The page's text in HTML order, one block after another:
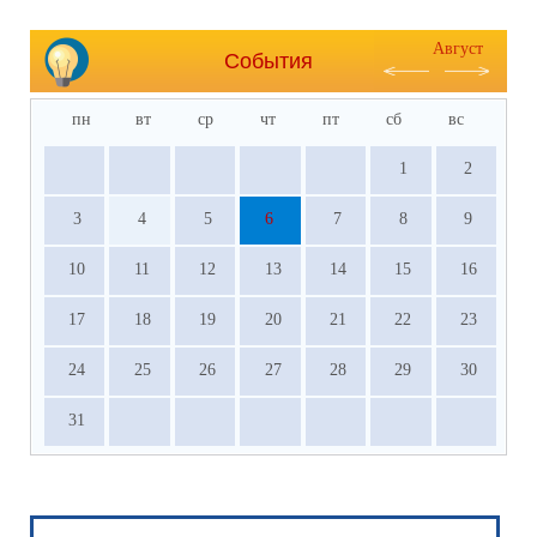
События
Август
пн вт ср чт пт сб вс
1 2
3 4 5 6 7 8 9
10 11 12 13 14 15 16
17 18 19 20 21 22 23
24 25 26 27 28 29 30
31